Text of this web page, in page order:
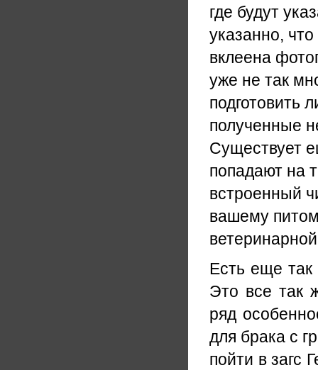
где будут
указанно,
вклеена
уже не так
подготовить
полученные
Существует
попадают на
встроенный
вашему
Есть еще так
Это все так
ряд
для брака с
пойти в загс